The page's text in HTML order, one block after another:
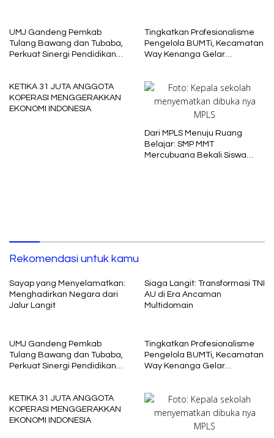
UMJ Gandeng Pemkab
Tulang Bawang dan Tubaba,
Perkuat Sinergi Pendidikan
Tingkatkan Profesionalisme
Pengelola BUMTi, Kecamatan
Way Kenanga Gelar
KETIKA 31 JUTA ANGGOTA
KOPERASI MENGGERAKKAN
EKONOMI INDONESIA
Dari MPLS Menuju Ruang
Belajar: SMP MMT
Mercubuana Bekali Siswa
Rekomendasi untuk kamu
Sayap yang Menyelamatkan:
Menghadirkan Negara dari
Jalur Langit
Siaga Langit: Transformasi TNI
AU di Era Ancaman
Multidomain
UMJ Gandeng Pemkab
Tulang Bawang dan Tubaba,
Perkuat Sinergi Pendidikan
Tingkatkan Profesionalisme
Pengelola BUMTi, Kecamatan
Way Kenanga Gelar
KETIKA 31 JUTA ANGGOTA
KOPERASI MENGGERAKKAN
EKONOMI INDONESIA